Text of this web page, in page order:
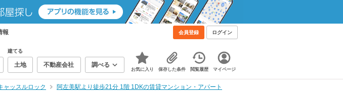
報 会員登録 ログイン
建てる
土地 不動産会社 調べる
お気に入り 保存した条件 閲覧履歴 マイページ
ャッスルロック 阿左美駅より徒歩21分 1階 1DKの賃貸マンション・アパート